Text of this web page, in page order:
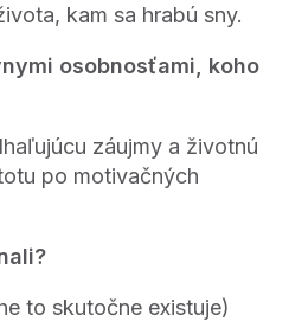
kam sa hrabú sny.
osobnosťami, koho
záujmy a životnú
po motivačných
to skutočne existuje)